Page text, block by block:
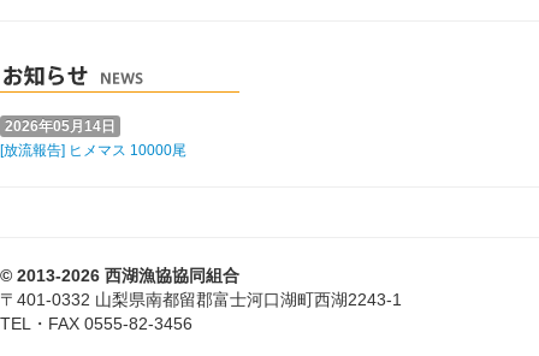
2026年05月14日
[放流報告] ヒメマス 10000尾
© 2013-2026 西湖漁協協同組合
〒401-0332 山梨県南都留郡富士河口湖町西湖2243-1
TEL・FAX 0555-82-3456